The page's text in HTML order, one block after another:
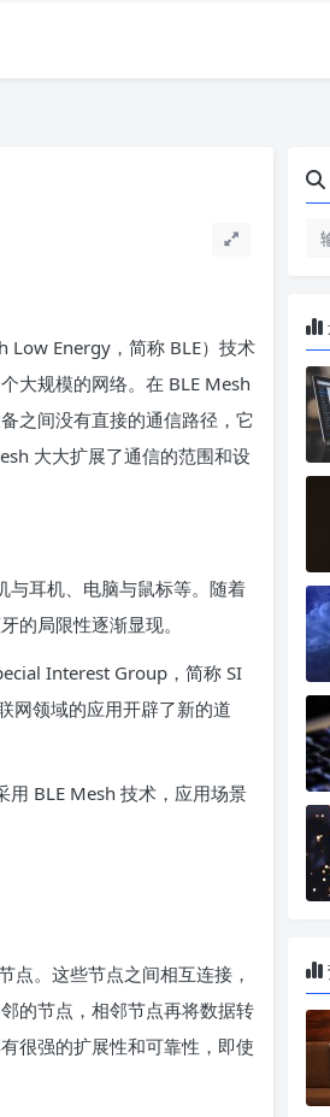
Energy，简称 BLE）技术
大规模的网络。在 BLE Mesh
之间没有直接的通信路径，它
大大扩展了通信的范围和设
与耳机、电脑与鼠标等。随着
的局限性逐渐显现。
Interest Group，简称 SI
网领域的应用开辟了新的道
用 BLE Mesh 技术，应用场景
。这些节点之间相互连接，
的节点，相邻节点再将数据转
很强的扩展性和可靠性，即使